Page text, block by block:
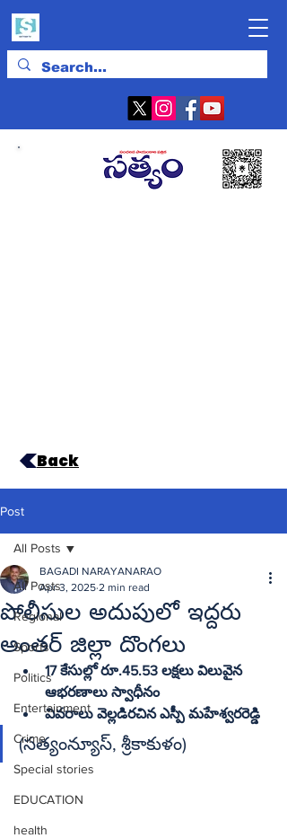
Back
Post
All Posts
Regional
Sports
Politics
Entertainment
Crime
Special stories
EDUCATION
health
All Posts
పోలీసుల అదుపులో ఇద్దరు
అంతర్‌ జిల్లా దొంగలు
BAGADI NARAYANARAO
Apr 3, 2025 2 min read
17 కేసుల్లో రూ.45.53 లక్షలు విలువైన
ఆభరణాలు స్వాధీనం
వివరాలు వెల్లడిరచిన ఎస్పీ మహేశ్వరరెడ్డి
(సత్యంన్యూస్‌, శ్రీకాకుళం)